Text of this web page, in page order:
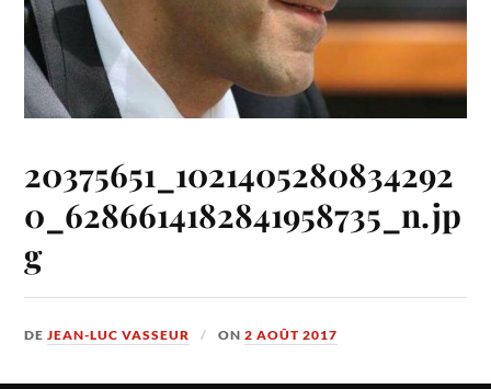
20375651_1021405280834292
0_6286614182841958735_n.jp
g
DEJEAN-LUC VASSEUR ON2 AOÛT 2017